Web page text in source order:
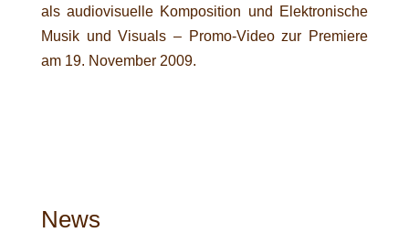
als audiovisuelle Komposition und
Elektronische
Musik und Visuals – Promo-Video zur Premiere
am 19. November 2009.
News